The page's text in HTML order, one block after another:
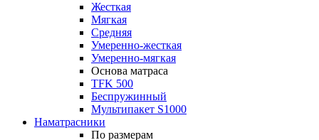
Жесткая
Мягкая
Средняя
Умеренно-жесткая
Умеренно-мягкая
Основа матраса
TFK 500
Беспружинный
Мультипакет S1000
Наматрасники
По размерам